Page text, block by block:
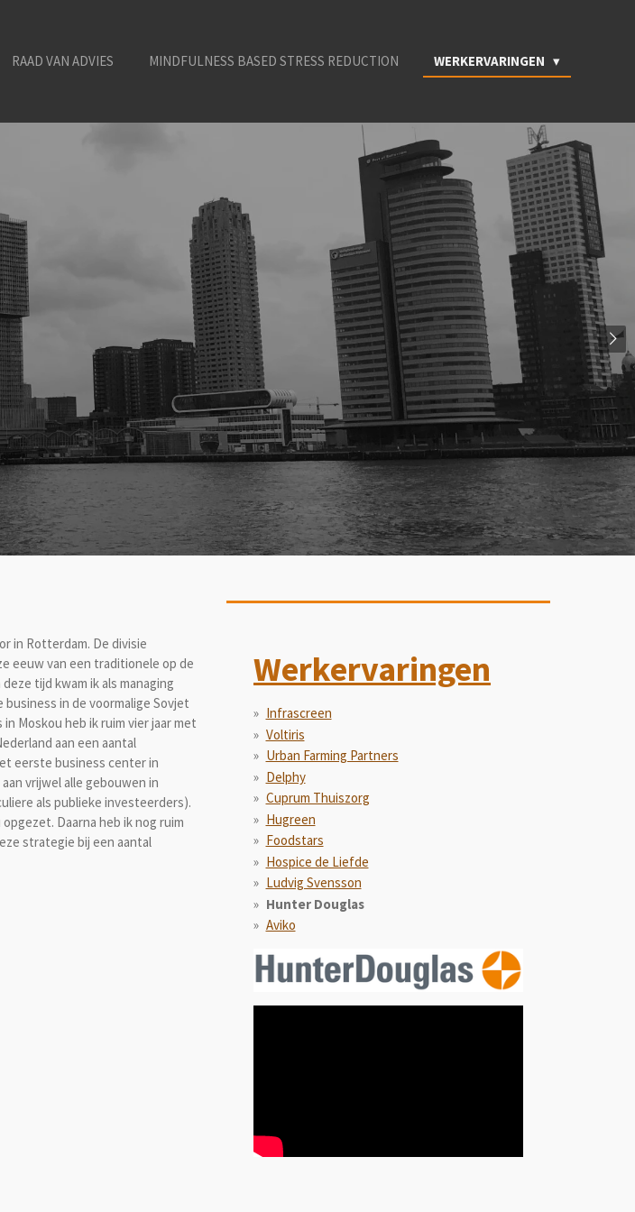
RAAD VAN ADVIES MINDFULNESS BASED STRESS REDUCTION
WERKERVARINGEN
in Rotterdam. De divisie
eeuw van een traditionele op de
tijd kwam ik als managing
in de voormalige Sovjet
Moskou heb ik ruim vier jaar met
aan een aantal
eerste business center in
vrijwel alle gebouwen in
als publieke investeerders).
Daarna heb ik nog ruim
strategie bij een aantal
Werkervaringen
Infrascreen
Voltiris
Urban Farming Partners
Delphy
Cuprum Thuiszorg
Hugreen
Foodstars
Hospice de Liefde
Ludvig Svensson
Hunter Douglas
Aviko